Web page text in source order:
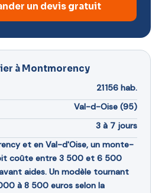
un devis gratuit
à Montmorency
21 156 hab.
Val-d-Oise (95)
3 à 7 jours
et en Val-d'Oise, un monte-
coûte entre 3 500 et 6 500
aides. Un modèle tournant
à 8 500 euros selon la